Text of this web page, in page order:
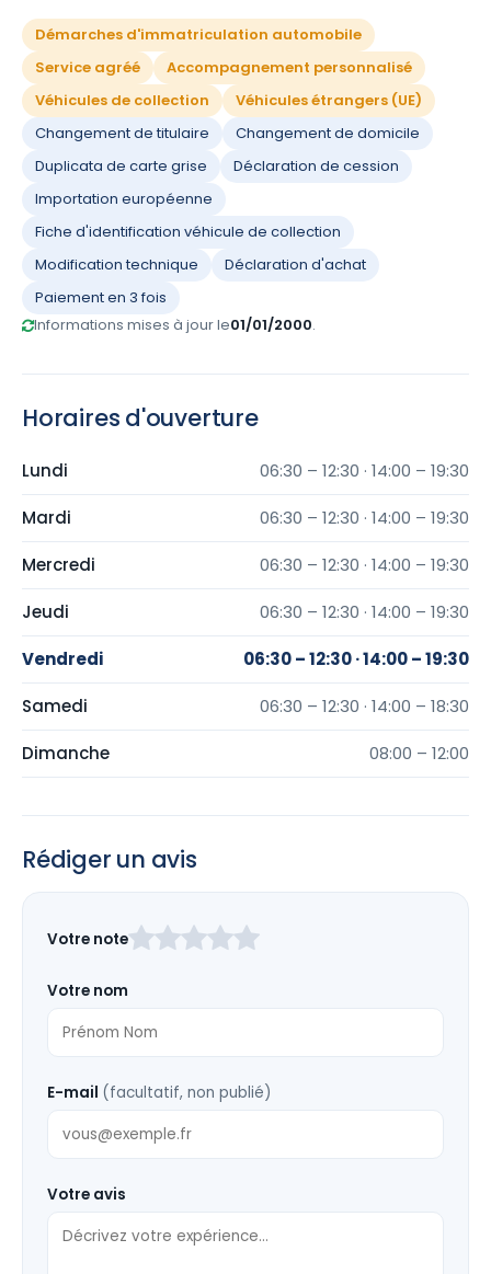
Démarches d'immatriculation automobile
Service agréé
Accompagnement personnalisé
Véhicules de collection
Véhicules étrangers (UE)
Changement de titulaire
Changement de domicile
Duplicata de carte grise
Déclaration de cession
Importation européenne
Fiche d'identification véhicule de collection
Modification technique
Déclaration d'achat
Paiement en 3 fois
Informations mises à jour le01/01/2000.
Horaires d'ouverture
Lundi 06:30 – 12:30 · 14:00 – 19:30
Mardi 06:30 – 12:30 · 14:00 – 19:30
Mercredi 06:30 – 12:30 · 14:00 – 19:30
Jeudi 06:30 – 12:30 · 14:00 – 19:30
Vendredi 06:30 – 12:30 · 14:00 – 19:30
Samedi 06:30 – 12:30 · 14:00 – 18:30
Dimanche 08:00 – 12:00
Rédiger un avis
ce
vide
Votre note
Votre nom
E-mail (facultatif, non publié)
Votre avis